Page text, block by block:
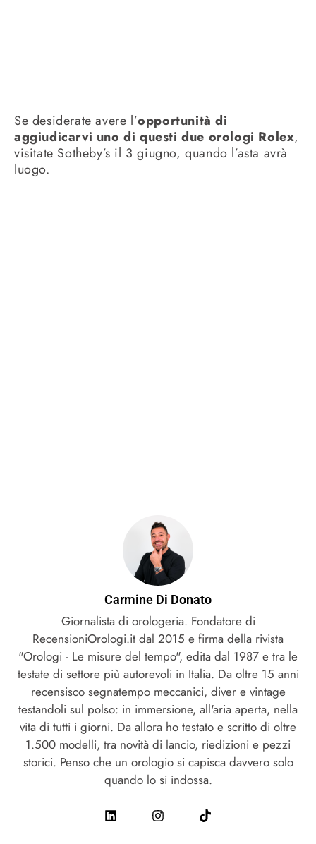
Se desiderate avere l’opportunità di
aggiudicarvi uno di questi due orologi Rolex,
visitate Sotheby’s il 3 giugno, quando l’asta avrà
luogo.
Carmine Di Donato
Giornalista di orologeria. Fondatore di
RecensioniOrologi.it dal 2015 e firma della rivista
"Orologi - Le misure del tempo", edita dal 1987 e tra le
testate di settore più autorevoli in Italia. Da oltre 15 anni
recensisco segnatempo meccanici, diver e vintage
testandoli sul polso: in immersione, all'aria aperta, nella
vita di tutti i giorni. Da allora ho testato e scritto di oltre
1.500 modelli, tra novità di lancio, riedizioni e pezzi
storici. Penso che un orologio si capisca davvero solo
quando lo si indossa.